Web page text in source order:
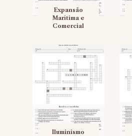
Expansão
Marítima e
Comercial
Iluminismo